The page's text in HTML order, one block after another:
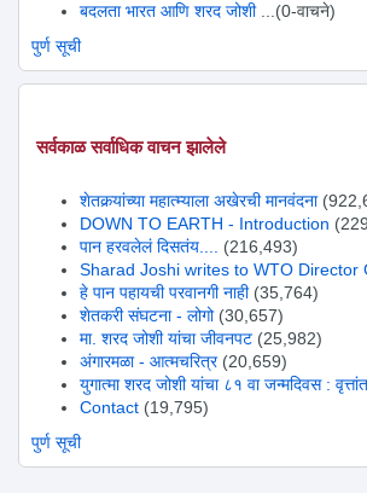
बदलता भारत आणि शरद जोशी ...(0-वाचने)
पुर्ण सूची
सर्वकाळ सर्वाधिक वाचन झालेले
शेतकर्‍यांच्या महात्म्याला अखेरची मानवंदना
DOWN TO EARTH - Introduction
पान हरवलेलं दिसतंय.... (216,493)
Sharad Joshi writes to WTO Director
हे पान पहायची परवानगी नाही (35,764)
शेतकरी संघटना - लोगो (30,657)
मा. शरद जोशी यांचा जीवनपट (25,982)
अंगारमळा - आत्मचरित्र (20,659)
युगात्मा शरद जोशी यांचा ८१ वा जन्मदिवस : वृत्तांत
Contact (19,795)
पुर्ण सूची